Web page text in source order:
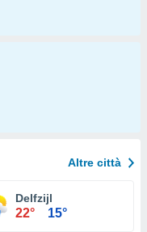
Altre città
Delfzijl
22° 15°